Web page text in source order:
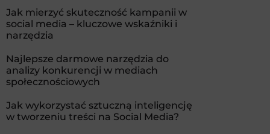
Jak mierzyć skuteczność kampanii w
social media – kluczowe wskaźniki i
narzędzia
Najlepsze darmowe narzędzia do
analizy konkurencji w mediach
społecznościowych
Jak wykorzystać sztuczną inteligencję
w tworzeniu treści na Social Media?